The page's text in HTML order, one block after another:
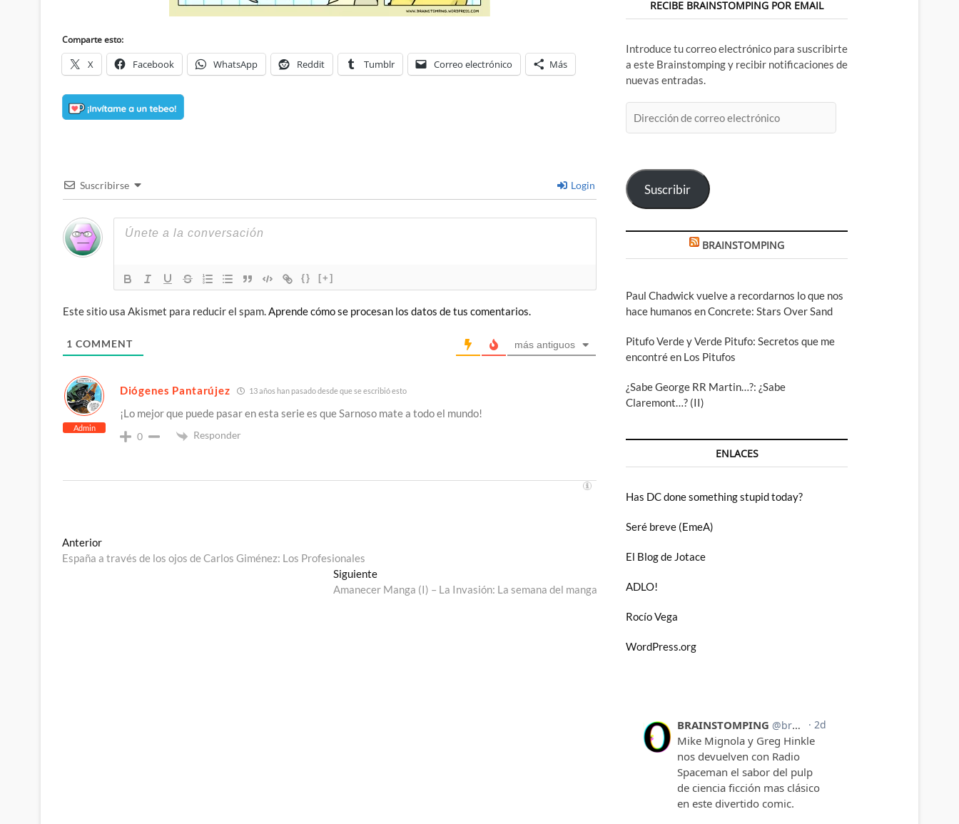
Comparte esto:
X Facebook WhatsApp Reddit Tumblr Correo electrónico Más
Suscribirse Login
{} [+]
Este sitio usa Akismet para reducir el spam.Aprende cómo se procesan los datos de tus comentarios.
1 COMMENT más antiguos
Admin
Diógenes Pantarújez 13 años han pasado desde que se escribió esto
¡Lo mejor que puede pasar en esta serie es que Sarnoso mate a todo el mundo!
0 Responder
Navegación
de
AnteriorEntrada
anterior:
España a través de los ojos de Carlos Giménez: Los Profesionales
SiguienteEntrada
siguiente:
Amanecer Manga (I) – La Invasión: La semana del manga
RECIBE BRAINSTOMPING POR EMAIL
Introduce tu correo electrónico para suscribirte
a este Brainstomping y recibir notificaciones de
nuevas entradas.
de
Suscribir
BRAINSTOMPING
Paul Chadwick vuelve a recordarnos lo que nos
hace humanos en Concrete: Stars Over Sand
Pitufo Verde y Verde Pitufo: Secretos que me
encontré en Los Pitufos
¿Sabe George RR Martin…?: ¿Sabe
Claremont…? (II)
ENLACES
Has DC done something stupid today?
Seré breve (EmeA)
El Blog de Jotace
ADLO!
Rocío Vega
WordPress.org